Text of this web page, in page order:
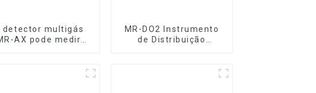
detector multigás
AX pode medir
MR-DO2 Instrumento
de Distribuição